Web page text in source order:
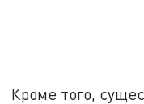
Кроме того,